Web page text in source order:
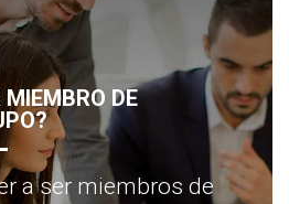
MIEMBRO DE
a ser miembros de